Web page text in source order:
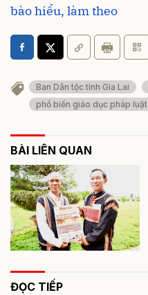
bào hiểu, làm theo
Ban Dân tộc tỉnh Gia Lai
phổ biến giáo dục pháp luật
BÀI LIÊN QUAN
ĐỌC TIẾP